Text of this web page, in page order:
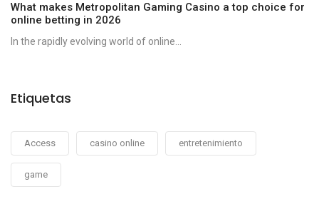
What makes Metropolitan Gaming Casino a top choice for
online betting in 2026
In the rapidly evolving world of online...
Etiquetas
Access casino online entretenimiento
game